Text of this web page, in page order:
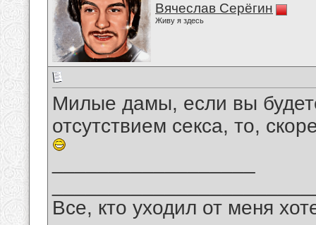
Вячеслав Серёгин
Живу я здесь
Милые дамы, если вы
отсутствием ceкcа, то,
Все, кто уходил от меня